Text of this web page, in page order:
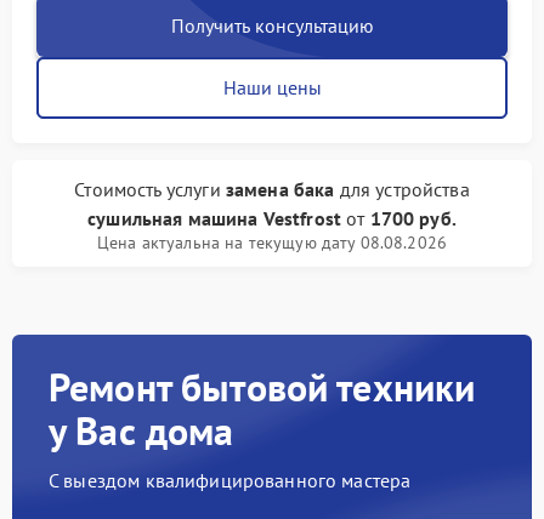
Получить консультацию
Наши цены
Стоимость услуги замена бака для устройства
сушильная машина Vestfrostот 1700 руб.
Цена актуальна на текущую дату 08.08.2026
Ремонт бытовой техники
у Вас дома
С выездом квалифицированного мастера